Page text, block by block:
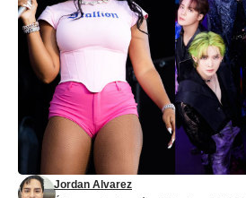
Jordan Alvarez